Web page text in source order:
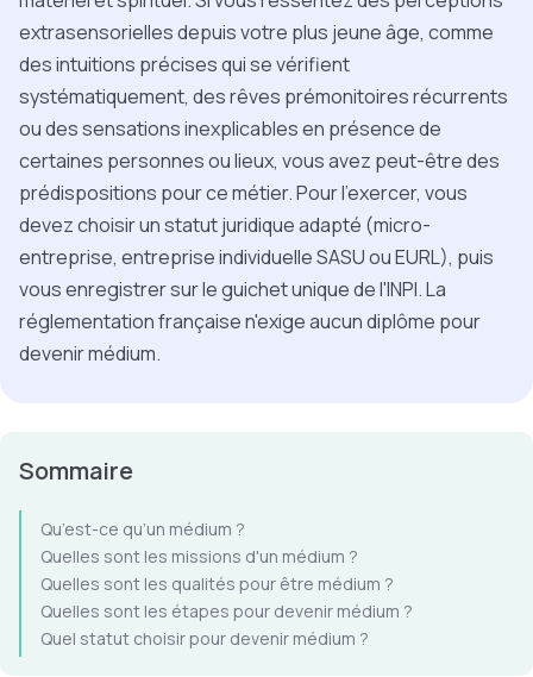
extrasensorielles depuis votre plus jeune âge, comme
des intuitions précises qui se vérifient
systématiquement, des rêves prémonitoires récurrents
ou des sensations inexplicables en présence de
certaines personnes ou lieux, vous avez peut-être des
prédispositions pour ce métier. Pour l'exercer, vous
devez choisir un statut juridique adapté (micro-
entreprise, entreprise individuelle SASU ou EURL), puis
vous enregistrer sur le guichet unique de l'INPI. La
réglementation française n'exige aucun diplôme pour
devenir médium.
Sommaire
Qu’est-ce qu’un médium ?
Quelles sont les missions d'un médium ?
Quelles sont les qualités pour être médium ?
Quelles sont les étapes pour devenir médium ?
Quel statut choisir pour devenir médium ?